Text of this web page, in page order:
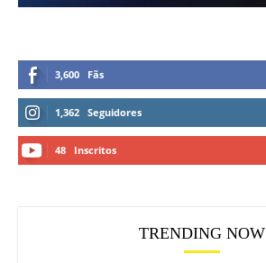
3,600 Fãs
1,362 Seguidores
48 Inscritos
TRENDING NOW